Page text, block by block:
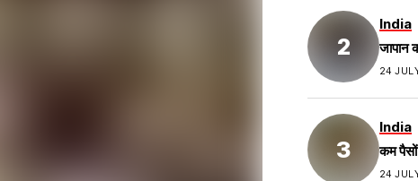
India
जापान
24
India
कम
24